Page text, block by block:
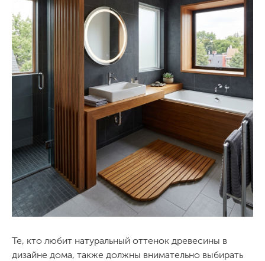
Те, кто любит натуральный оттенок древесины в
дизайне дома, также должны внимательно выбирать